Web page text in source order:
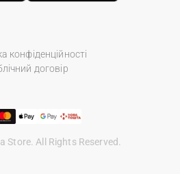
конфіденційності
договір
Store. All Rights Reserved.